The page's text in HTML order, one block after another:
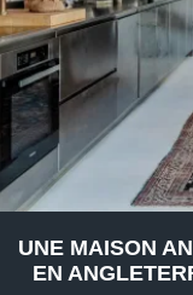
UNE MAISON
EN